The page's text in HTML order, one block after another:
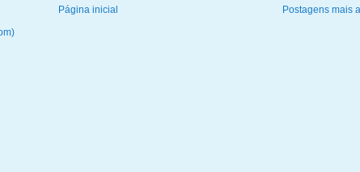
Postagens mais
Página inicial